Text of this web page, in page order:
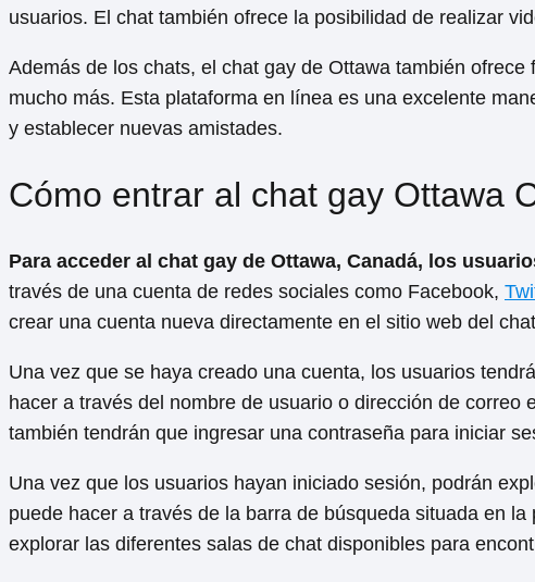
usuarios. El chat también ofrece la posibilidad de realizar
Además de los chats, el chat gay de Ottawa también
mucho más. Esta plataforma en línea es una excelente
y establecer nuevas amistades.
Cómo entrar al chat gay Ottawa
Para acceder al chat gay de Ottawa, Canadá, los
través de una cuenta de redes sociales como Facebook,
crear una cuenta nueva directamente en el sitio web del
Una vez que se haya creado una cuenta, los usuarios
hacer a través del nombre de usuario o dirección de
también tendrán que ingresar una contraseña para iniciar
Una vez que los usuarios hayan iniciado sesión, podrán
puede hacer a través de la barra de búsqueda situada en
explorar las diferentes salas de chat disponibles para